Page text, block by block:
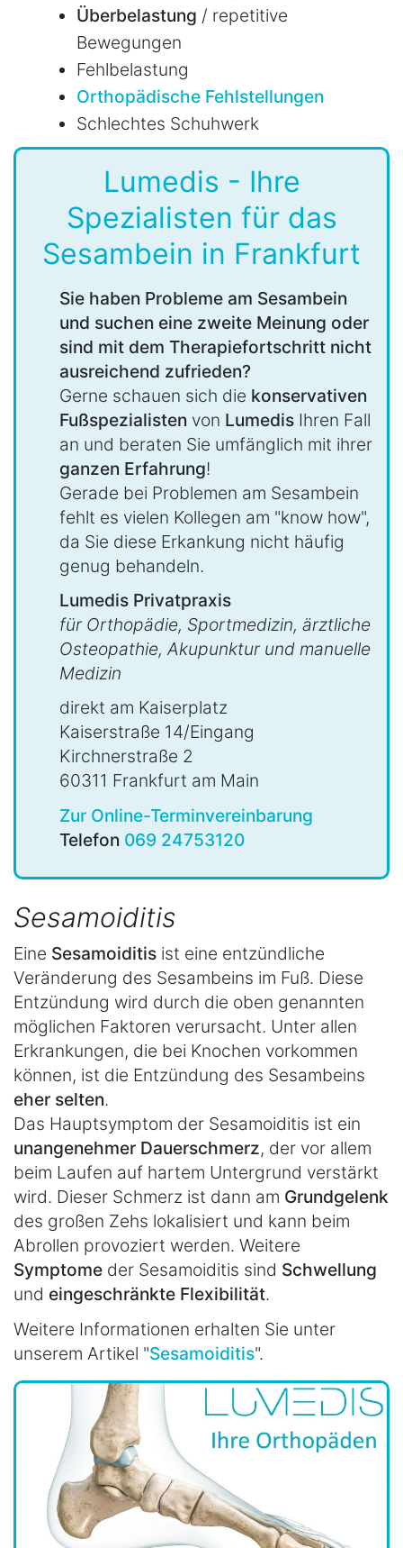
Überbelastung / repetitive
Bewegungen
Fehlbelastung
Orthopädische Fehlstellungen
Schlechtes Schuhwerk
Lumedis - Ihre
Spezialisten für das
Sesambein in Frankfurt
Sie haben Probleme am Sesambein
und suchen eine zweite Meinung oder
sind mit dem Therapiefortschritt nicht
ausreichend zufrieden?
Gerne schauen sich die konservativen
Fußspezialisten von Lumedis Ihren Fall
an und beraten Sie umfänglich mit ihrer
ganzen Erfahrung!
Gerade bei Problemen am Sesambein
fehlt es vielen Kollegen am "know how",
da Sie diese Erkankung nicht häufig
genug behandeln.
Lumedis Privatpraxis
für Orthopädie, Sportmedizin, ärztliche
Osteopathie, Akupunktur und manuelle
Medizin
direkt am Kaiserplatz
Kaiserstraße 14/Eingang
Kirchnerstraße 2
60311 Frankfurt am Main
Zur Online-Terminvereinbarung
Telefon 069 24753120
Sesamoiditis
Eine Sesamoiditis ist eine entzündliche
Veränderung des Sesambeins im Fuß. Diese
Entzündung wird durch die oben genannten
möglichen Faktoren verursacht. Unter allen
Erkrankungen, die bei Knochen vorkommen
können, ist die Entzündung des Sesambeins
eher selten.
Das Hauptsymptom der Sesamoiditis ist ein
unangenehmer Dauerschmerz, der vor allem
beim Laufen auf hartem Untergrund verstärkt
wird. Dieser Schmerz ist dann am Grundgelenk
des großen Zehs lokalisiert und kann beim
Abrollen provoziert werden. Weitere
Symptome der Sesamoiditis sind Schwellung
und eingeschränkte Flexibilität.
Weitere Informationen erhalten Sie unter
unserem Artikel "Sesamoiditis".